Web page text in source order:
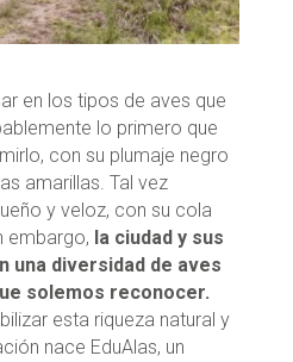
en los tipos de aves que
lo primero que
con su plumaje negro
amarillas. Tal vez
y veloz, con su cola
embargo, la ciudad y sus
una diversidad de aves
solemos reconocer.
esta riqueza natural y
nace EduAlas, un